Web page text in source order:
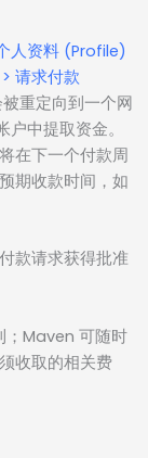
人资料 (Profile)
请求付款
重定向到一个网
中提取资金。
在下一个付款周
期收款时间，如
款请求获得批准
；Maven 可随时
收取的相关费